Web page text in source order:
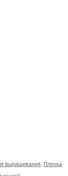
выращивания Пленка